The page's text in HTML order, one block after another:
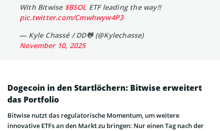
With Bitwise $BSOL ETF leading the way!!
pic.twitter.com/Cmwhwyw4P3
— Kyle Chassé / DD🐸 (@Kylechasse)
November 10, 2025
Dogecoin in den Startlöchern: Bitwise erweitert
das Portfolio
Bitwise nutzt das regulatorische Momentum, um weitere
innovative ETFs an den Markt zu bringen: Nur einen Tag nach der